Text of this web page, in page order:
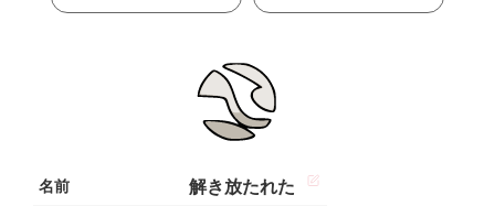
名前 解き放たれた